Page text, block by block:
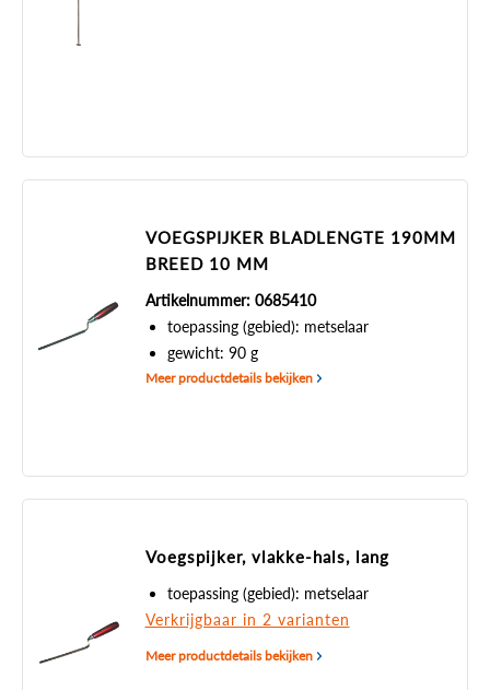
VOEGSPIJKER BLADLENGTE 190MM
BREED 10 MM
Artikelnummer: 0685410
toepassing (gebied): metselaar
gewicht: 90 g
Meer productdetails bekijken
Voegspijker, vlakke-hals, lang
toepassing (gebied): metselaar
Verkrijgbaar in 2 varianten
Meer productdetails bekijken